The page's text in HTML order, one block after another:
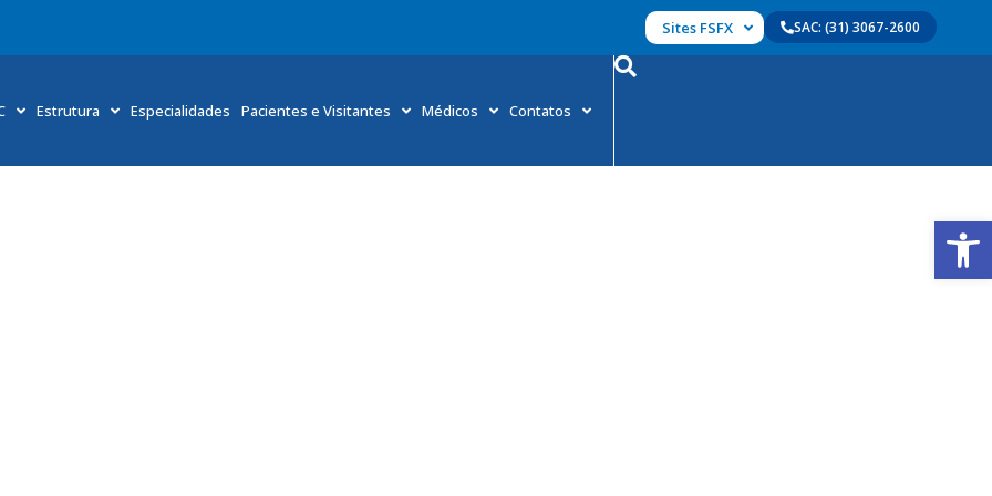
Abrir
SAC: (31) 3067-2600
Sites FSFX
Estrutura Especialidades Pacientes e Visitantes Médicos Contatos